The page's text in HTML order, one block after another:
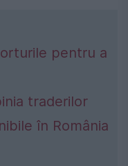
pentru a
traderilor
în România